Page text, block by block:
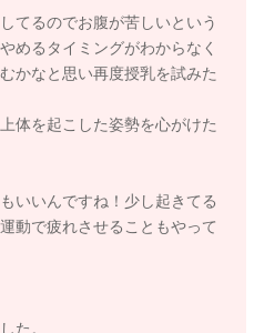
かもしれません。
てみての変化をみてみるのも
いるということなので、その
形成なこともあり、疲れたり
見せることもありますよ。
せ遊びをされてみて、遊びつ
た。
てるのでお腹が苦しいという
めるタイミングがわからなく
かなと思い再度授乳を試みた
体を起こした姿勢を心がけた
いいんですね！少し起きてる
動で疲れさせることもやって
た。